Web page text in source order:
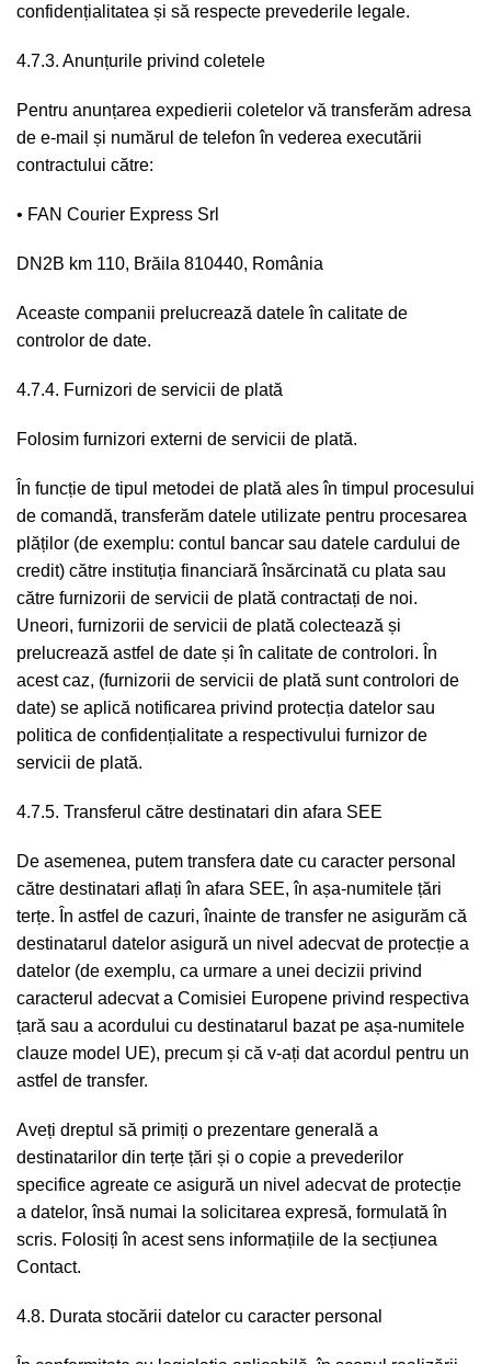
confidențialitatea și să respecte prevederile legale.
4.7.3. Anunțurile privind coletele
Pentru anunțarea expedierii coletelor vă transferăm adresa
de e-mail și numărul de telefon în vederea executării
contractului către:
• FAN Courier Express Srl
DN2B km 110, Brăila 810440, România
Aceaste companii prelucrează datele în calitate de
controlor de date.
4.7.4. Furnizori de servicii de plată
Folosim furnizori externi de servicii de plată.
În funcție de tipul metodei de plată ales în timpul procesului
de comandă, transferăm datele utilizate pentru procesarea
plăților (de exemplu: contul bancar sau datele cardului de
credit) către instituția financiară însărcinată cu plata sau
către furnizorii de servicii de plată contractați de noi.
Uneori, furnizorii de servicii de plată colectează și
prelucrează astfel de date și în calitate de controlori. În
acest caz, (furnizorii de servicii de plată sunt controlori de
date) se aplică notificarea privind protecția datelor sau
politica de confidențialitate a respectivului furnizor de
servicii de plată.
4.7.5. Transferul către destinatari din afara SEE
De asemenea, putem transfera date cu caracter personal
către destinatari aflați în afara SEE, în așa-numitele țări
terțe. În astfel de cazuri, înainte de transfer ne asigurăm că
destinatarul datelor asigură un nivel adecvat de protecție a
datelor (de exemplu, ca urmare a unei decizii privind
caracterul adecvat a Comisiei Europene privind respectiva
țară sau a acordului cu destinatarul bazat pe așa-numitele
clauze model UE), precum și că v-ați dat acordul pentru un
astfel de transfer.
Aveți dreptul să primiți o prezentare generală a
destinatarilor din terțe țări și o copie a prevederilor
specifice agreate ce asigură un nivel adecvat de protecție
a datelor, însă numai la solicitarea expresă, formulată în
scris. Folosiți în acest sens informațiile de la secțiunea
Contact.
4.8. Durata stocării datelor cu caracter personal